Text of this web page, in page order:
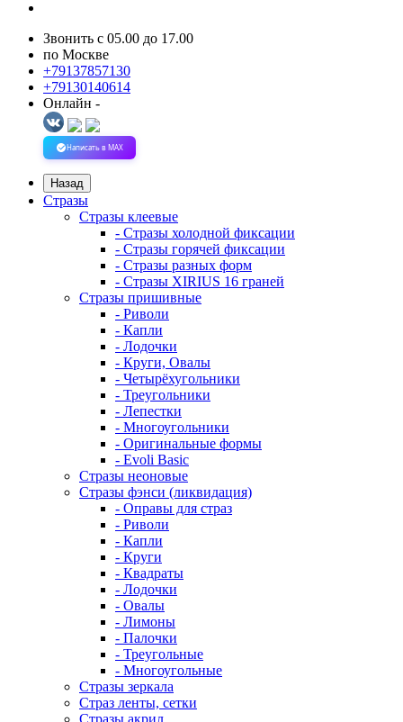
Звонить с 05.00 до 17.00
по Москве
+79137857130
+79130140614
Онлайн -
Написать в MAX
Назад
Стразы
Стразы клеевые
- Стразы холодной фиксации
- Стразы горячей фиксации
- Стразы разных форм
- Стразы XIRIUS 16 граней
Стразы пришивные
- Риволи
- Капли
- Лодочки
- Круги, Овалы
- Четырёхугольники
- Треугольники
- Лепестки
- Многоугольники
- Оригинальные формы
- Evoli Basic
Стразы неоновые
Стразы фэнси (ликвидация)
- Оправы для страз
- Риволи
- Капли
- Круги
- Квадраты
- Лодочки
- Овалы
- Лимоны
- Палочки
- Треугольные
- Многоугольные
Стразы зеркала
Страз ленты, сетки
Стразы акрил